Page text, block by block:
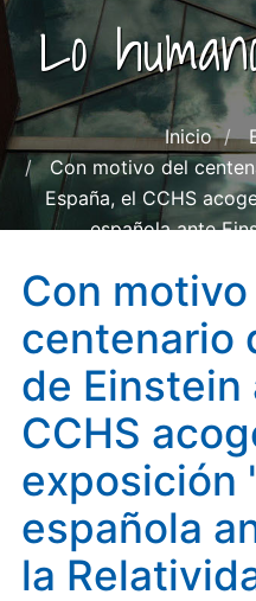
Lo
Inicio
Con motivo del
España, el CCHS
española ante
Con
centenario
de Einstein
CCHS
exposición
española
la